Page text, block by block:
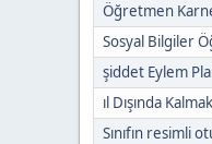
Öğretmen
Sosyal Bilgiler
şiddet Eylem
ıl Dışında
Sınıfın resimli